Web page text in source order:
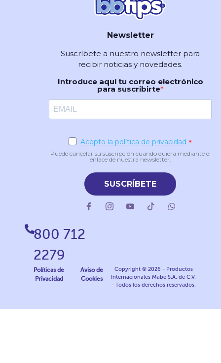
Newsletter
Suscríbete a nuestro newsletter para
recibir noticias y novedades.
Introduce aquí tu correo electrónico
para suscribirte
Acepto la política de privacidad
Puede cancelar su suscripción cuando quiera mediante el
enlace de nuestra newsletter.
SUSCRÍBETE
800 712
2279
Políticas de
Privacidad
Aviso de
Cookies
Copyright © 2026 - Productos
Internacionales Mabe S.A. de C.V.
- Todos los derechos reservados.